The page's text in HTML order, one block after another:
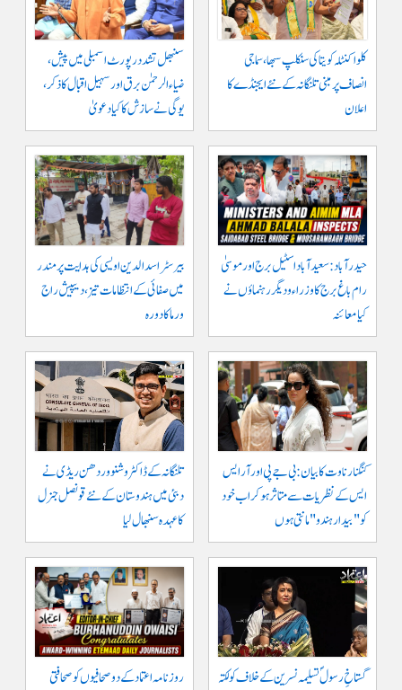
کلواکنٹلہ کویتا کی سنکلپ سبھا، سماجی
انصاف پر مبنی تلنگانہ کے نئے ایجنڈے کا
اعلان
سنبھل تشدد رپورٹ اسمبلی میں پیش،
ضیاء الرحمٰن برق اور سہیل اقبال کا ذکر،
یوگی نے سازش کا کیا دعویٰ
حیدرآباد: سعیدآباد اسٹیل برج اور موسیٰ
رام باغ برج کا وزراء و دیگر رہنماؤں نے
کیا معائنہ
بیرسٹر اسدالدین اویسی کی ہدایت پر مندر
میں صفائی کے انتظامات تیز، دیپیش راج
ورما کا دورہ
کنگنا رناوت کا بیان: بی جے پی اور آر ایس
ایس کے نظریات سے متاثر ہو کر اب خود
کو "بیدار ہندو" مانتی ہوں
تلنگانہ کے ڈاکٹر وشنو وردھن ریڈی نے
دبئی میں ہندوستان کے نئے قونصل جنرل
کا عہدہ سنبھال لیا
گستاخِ رسولؐ تسلیمہ نسرین کے خلاف کولکتہ
روزنامہ اعتماد کے دو صحافیوں کو صحافتی